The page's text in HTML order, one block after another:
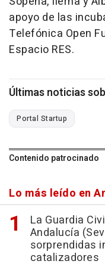
apoyo de las
Telefónica Open
Espacio RES.
Últimas noticias
Portal Startup
Contenido patrocinado
Lo más leído en
La Guardia
Andalucía
sorprendidas
catalizadores